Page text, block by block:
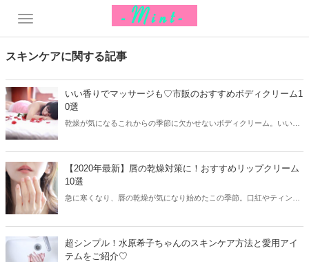
スキンケアに関する記事
いい香りでマッサージも♡市販のおすすめボディクリーム1
0選
乾燥が気になるこれからの季節に欠かせないボディクリーム。いい香
きる、市販のおすすめボディクリームを厳選してご紹介します♡
【2020年最新】唇の乾燥対策に！おすすめリップクリーム
10選
急に寒くなり、唇の乾燥が気になり始めたこの季節。口紅やティント
す♪
超シンプル！水原希子ちゃんのスキンケア方法と愛用アイ
テムをご紹介♡